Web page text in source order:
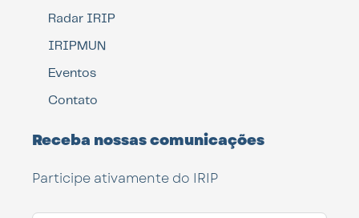
Radar IRIP
IRIPMUN
Eventos
Contato
Receba nossas comunicações
Participe ativamente do IRIP